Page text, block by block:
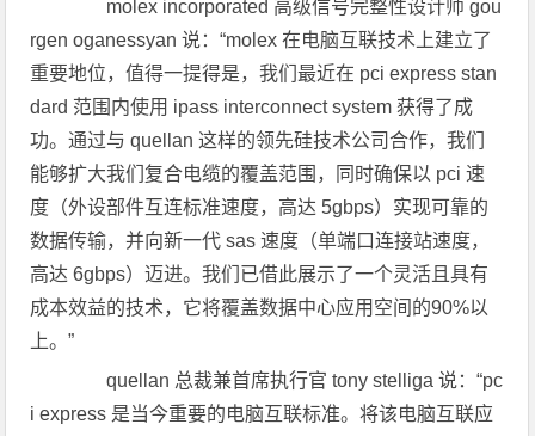
molex incorporated 高级信号完整性设计师 gou
rgen oganessyan 说：“molex 在电脑互联技术上建立了
重要地位，值得一提得是，我们最近在 pci express stan
dard 范围内使用 ipass interconnect system 获得了成
功。通过与 quellan 这样的领先硅技术公司合作，我们
能够扩大我们复合电缆的覆盖范围，同时确保以 pci 速
度（外设部件互连标准速度，高达 5gbps）实现可靠的
数据传输，并向新一代 sas 速度（单端口连接站速度，
高达 6gbps）迈进。我们已借此展示了一个灵活且具有
成本效益的技术，它将覆盖数据中心应用空间的90%以
上。”
quellan 总裁兼首席执行官 tony stelliga 说：“pc
i express 是当今重要的电脑互联标准。将该电脑互联应